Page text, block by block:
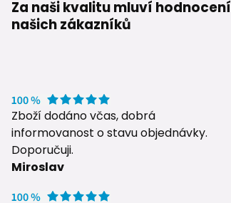
Za naši kvalitu mluví hodnocení
našich zákazníků
Zboží dodáno včas, dobrá
informovanost o stavu objednávky.
Doporučuji.
Miroslav